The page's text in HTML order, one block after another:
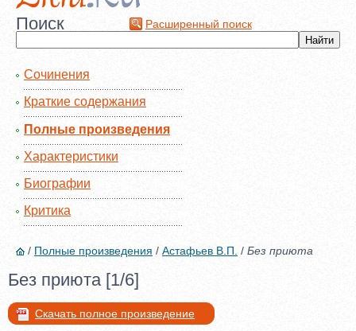
Поиск Расширенный поиск
Сочинения
Краткие содержания
Полные произведения
Характеристики
Биографии
Критика
/ Полные произведения / Астафьев В.П. / Без приюта
Без приюта [1/6]
Скачать полное произведение